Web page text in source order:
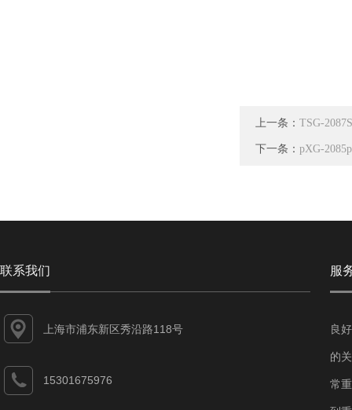
上一条： TSG-
下一条： pXG-
联系我们
上海市浦东新区秀沿路118号
15301675976
服
良
的
常